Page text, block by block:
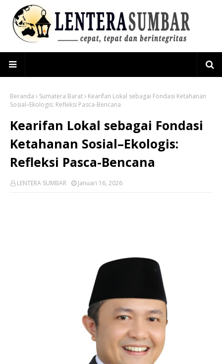
Beranda Sumatera Barat
Kearifan Lokal sebagai Fondasi Ketahanan
Sosial–Ekologis: Refleksi Pasca-Bencana
Kearifan Lokal sebagai Fondasi
Ketahanan Sosial–Ekologis:
Refleksi Pasca-Bencana
LENTERA SUMBAR Januari 16, 2026